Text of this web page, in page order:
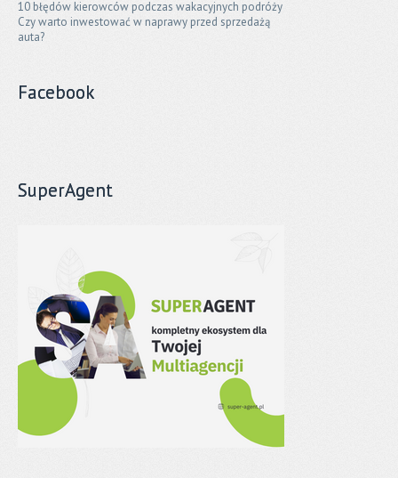
10 błędów kierowców podczas wakacyjnych podróży
Czy warto inwestować w naprawy przed sprzedażą
auta?
Facebook
SuperAgent